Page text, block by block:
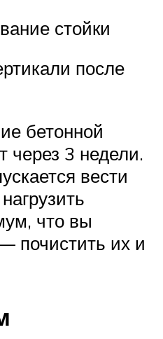
стойки
после
бетонной
через 3 недели.
вести
что вы
почистить их и